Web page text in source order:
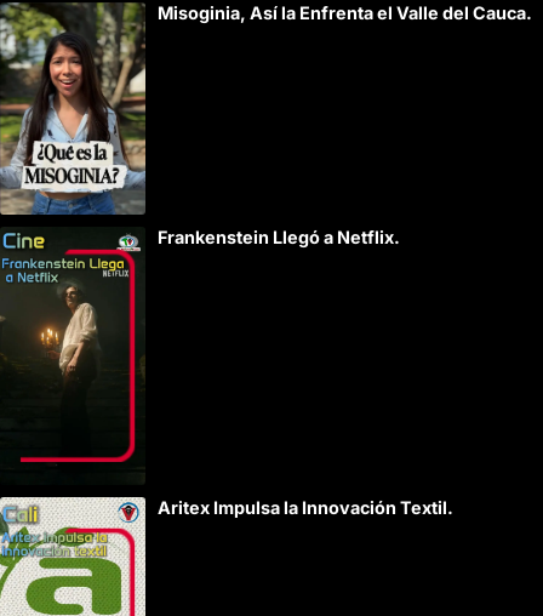
Misoginia, Así la Enfrenta el Valle del Cauca.
Frankenstein Llegó a Netflix.
Aritex Impulsa la Innovación Textil.